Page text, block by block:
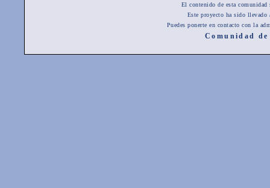
El contenido de esta
Este proyecto ha sido
Puedes ponerte en contacto con la
Comunidad